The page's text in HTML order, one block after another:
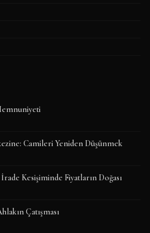
Camileri Yeniden Düşünmek
Kesişiminde Fiyatların Doğası
Çatışması